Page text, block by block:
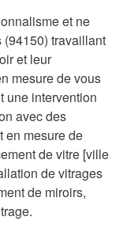
et ne
(94150) travaillant
et leur
mesure de vous
une intervention
avec des
en mesure de
de vitre [ville
de vitrages
de miroirs,